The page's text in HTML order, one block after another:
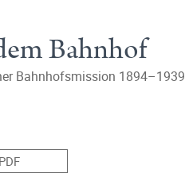
Bahnhof
Bahnhofsmission 1894–1939